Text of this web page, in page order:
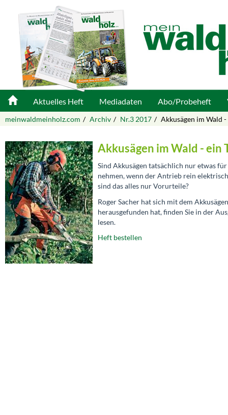
Aktuelles Heft Mediadaten Abo/Probeheft
meinwaldmeinholz.com Archiv Nr.3 2017 Akkusägen im Wald -
Akkusägen im Wald - ein
Sind Akkusägen tatsächlich nur etwas
nehmen, wenn der Antrieb rein
sind das alles nur Vorurteile?
Roger Sacher hat sich mit dem
herausgefunden hat, finden Sie in der
lesen.
Heft bestellen